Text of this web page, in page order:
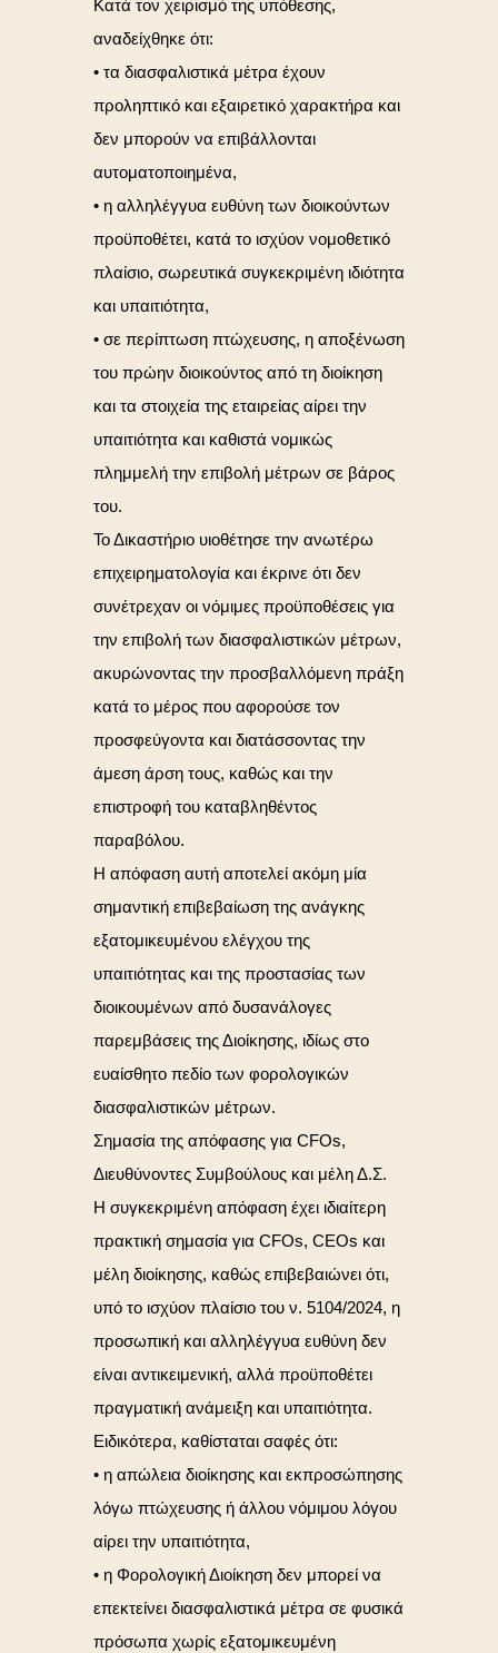
Κατά τον χειρισμό της υπόθεσης,
αναδείχθηκε ότι:
• τα διασφαλιστικά μέτρα έχουν
προληπτικό και εξαιρετικό χαρακτήρα και
δεν μπορούν να επιβάλλονται
αυτοματοποιημένα,
• η αλληλέγγυα ευθύνη των διοικούντων
προϋποθέτει, κατά το ισχύον νομοθετικό
πλαίσιο, σωρευτικά συγκεκριμένη ιδιότητα
και υπαιτιότητα,
• σε περίπτωση πτώχευσης, η αποξένωση
του πρώην διοικούντος από τη διοίκηση
και τα στοιχεία της εταιρείας αίρει την
υπαιτιότητα και καθιστά νομικώς
πλημμελή την επιβολή μέτρων σε βάρος
του.
Το Δικαστήριο υιοθέτησε την ανωτέρω
επιχειρηματολογία και έκρινε ότι δεν
συνέτρεχαν οι νόμιμες προϋποθέσεις για
την επιβολή των διασφαλιστικών μέτρων,
ακυρώνοντας την προσβαλλόμενη πράξη
κατά το μέρος που αφορούσε τον
προσφεύγοντα και διατάσσοντας την
άμεση άρση τους, καθώς και την
επιστροφή του καταβληθέντος
παραβόλου.
Η απόφαση αυτή αποτελεί ακόμη μία
σημαντική επιβεβαίωση της ανάγκης
εξατομικευμένου ελέγχου της
υπαιτιότητας και της προστασίας των
διοικουμένων από δυσανάλογες
παρεμβάσεις της Διοίκησης, ιδίως στο
ευαίσθητο πεδίο των φορολογικών
διασφαλιστικών μέτρων.
Σημασία της απόφασης για CFOs,
Διευθύνοντες Συμβούλους και μέλη Δ.Σ.
Η συγκεκριμένη απόφαση έχει ιδιαίτερη
πρακτική σημασία για CFOs, CEOs και
μέλη διοίκησης, καθώς επιβεβαιώνει ότι,
υπό το ισχύον πλαίσιο του ν. 5104/2024, η
προσωπική και αλληλέγγυα ευθύνη δεν
είναι αντικειμενική, αλλά προϋποθέτει
πραγματική ανάμειξη και υπαιτιότητα.
Ειδικότερα, καθίσταται σαφές ότι:
• η απώλεια διοίκησης και εκπροσώπησης
λόγω πτώχευσης ή άλλου νόμιμου λόγου
αίρει την υπαιτιότητα,
• η Φορολογική Διοίκηση δεν μπορεί να
επεκτείνει διασφαλιστικά μέτρα σε φυσικά
πρόσωπα χωρίς εξατομικευμένη